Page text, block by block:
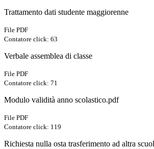
Trattamento dati studente maggiorenne
File PDF
Contatore click: 63
Verbale assemblea di classe
File PDF
Contatore click: 71
Modulo validità anno scolastico.pdf
File PDF
Contatore click: 119
Richiesta nulla osta trasferimento ad altra